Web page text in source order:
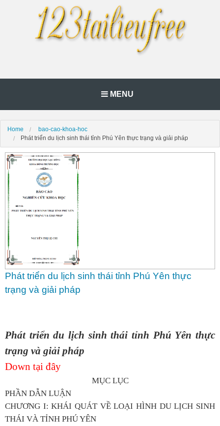
MENU
Home
bao-cao-khoa-hoc
Phát triển du lịch sinh thái tỉnh Phú Yên thực trạng và giải pháp
Phát triển du lịch sinh thái tỉnh Phú Yên thực
trạng và giải pháp
Phát triển du lịch sinh thái tỉnh Phú Yên thực
trạng và giải pháp
Down tại đây
MỤC LỤC
PHẦN DẪN LUẬN
CHƯƠNG I: KHÁI QUÁT VỀ LOẠI HÌNH DU LỊCH SINH
THÁI VÀ TỈNH PHÚ YÊN